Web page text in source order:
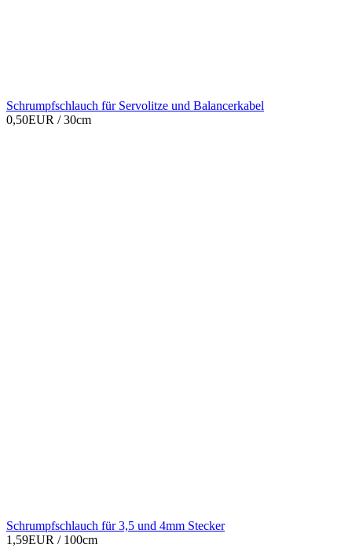
Schrumpfschlauch für Servolitze und Balancerkabel
0,50EUR / 30cm
Schrumpfschlauch für 3,5 und 4mm Stecker
1,59EUR / 100cm